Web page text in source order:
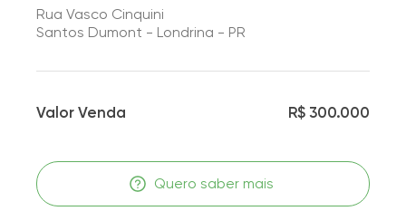
Rua Vasco Cinquini
Santos Dumont - Londrina - PR
Valor Venda R$ 300.000
Quero saber mais